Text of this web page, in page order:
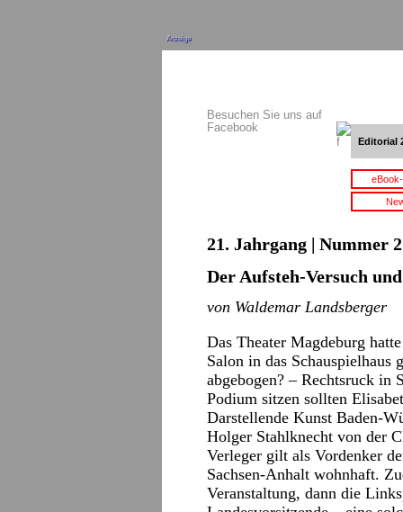
Anzeige
Besuchen Sie uns auf
Facebook
Editorial
21. Jahrgang | Nummer
Der Aufsteh-Versuch
von Waldemar Landsberger
Das Theater Magdeburg
Salon in das Schauspielhaus
abgebogen? – Rechtsruck in
Podium sitzen sollten
Darstellende Kunst Baden-
Holger Stahlknecht von der
Verleger gilt als Vordenker
Sachsen-Anhalt wohnhaft.
Veranstaltung, dann die